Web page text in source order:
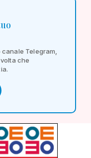
Telegram,
che